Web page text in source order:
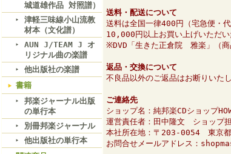
城道雄作品 対照譜）
津軽三味線小山流教
材本（文化譜）
AUN J/TEAM J オ
リジナル曲の楽譜
他出版社の楽譜
書籍
邦楽ジャーナル出版
の単行本
別冊邦楽ジャーナル
他出版社の単行本
送料・配送について
送料は全国一律400円（宅急便・
10,000円以上お買い上げいただい
※DVD「生きた正倉院 雅楽」（商
返品・交換について
不良品以外のご返品はお断りいた
ご連絡先
ショップ名：純邦楽CDショップ
運営責任者：田中隆文 ショップ
本社所在地：〒203-0054 東京
お問合せメールアドレス：